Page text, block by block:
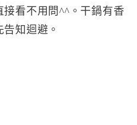
接看不用問^^。干鍋有香
知迴避。